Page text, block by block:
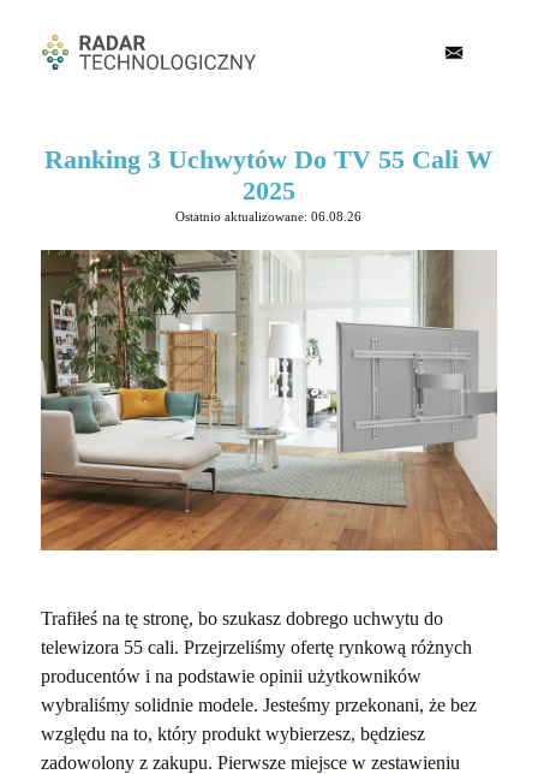
Ranking 3 Uchwytów Do TV 55 Cali W
2025
Ostatnio aktualizowane: 06.08.26
Trafiłeś na tę stronę, bo szukasz dobrego uchwytu do
telewizora 55 cali. Przejrzeliśmy ofertę rynkową różnych
producentów i na podstawie opinii użytkowników
wybraliśmy solidnie modele. Jesteśmy przekonani, że bez
względu na to, który produkt wybierzesz, będziesz
zadowolony z zakupu. Pierwsze miejsce w zestawieniu